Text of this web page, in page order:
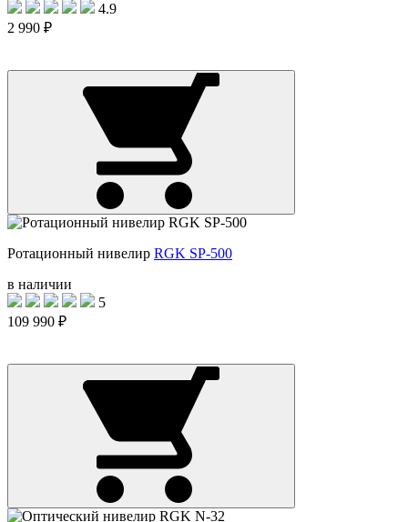
4.9
2 990 ₽
Ротационный нивелир RGK SP-500
в наличии
5
109 990 ₽